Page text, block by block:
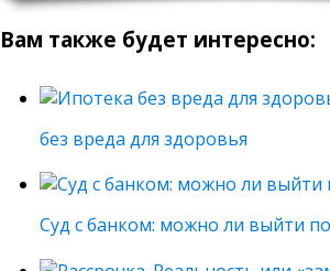
Вам также будет интересно:
без вреда для здоровья
Суд с банком: можно ли выйти